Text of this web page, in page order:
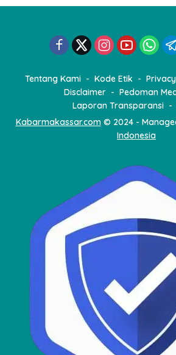
Tentang Kami Kode Etik
Disclaimer
Pedoman
Laporan Transparansi
Kabarmakassar.com© 2024 -
Indonesia